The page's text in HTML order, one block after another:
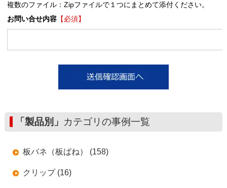
複数のファイル：Zipファイルで１つにまとめて添付ください。
お問い合せ内容【必須】
「製品別」 カテゴリの事例一覧
板バネ（板ばね） (158)
クリップ (16)